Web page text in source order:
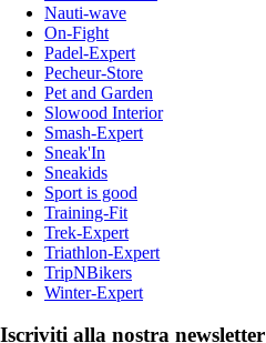
Nauti-wave
On-Fight
Padel-Expert
Pecheur-Store
Pet and Garden
Slowood Interior
Smash-Expert
Sneak'In
Sneakids
Sport is good
Training-Fit
Trek-Expert
Triathlon-Expert
TripNBikers
Winter-Expert
Iscriviti alla nostra newsletter